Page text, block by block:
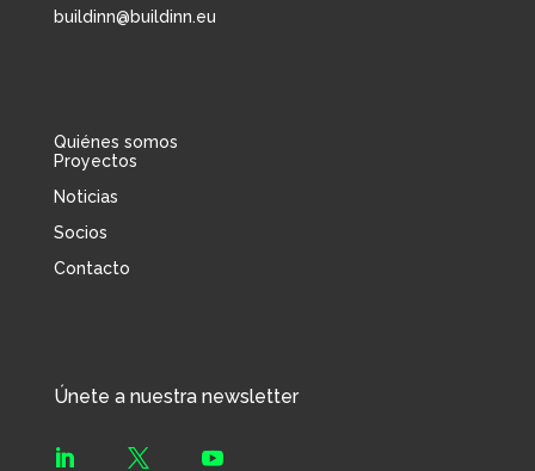
buildinn@buildinn.eu
Quiénes somos
Proyectos
Noticias
Socios
Contacto
Únete a nuestra newsletter
  